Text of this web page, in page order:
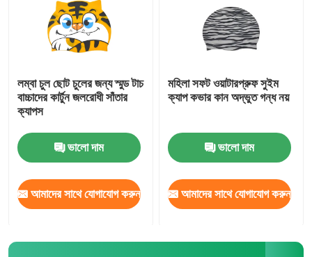
লম্বা চুল ছোট চুলের জন্য স্মুড টাচ
বাচ্চাদের কার্টুন জলরোধী সাঁতার
ক্যাপস
ভালো দাম
আমাদের সাথে যোগাযোগ করুন
মহিলা সফট ওয়াটারপ্রুফ সুইম
ক্যাপ কভার কান অদ্ভুত গন্ধ নয়
ভালো দাম
আমাদের সাথে যোগাযোগ করুন